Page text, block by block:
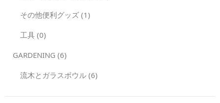
その他便利グッズ (1)
工具 (0)
GARDENING (6)
流木とガラスボウル (6)